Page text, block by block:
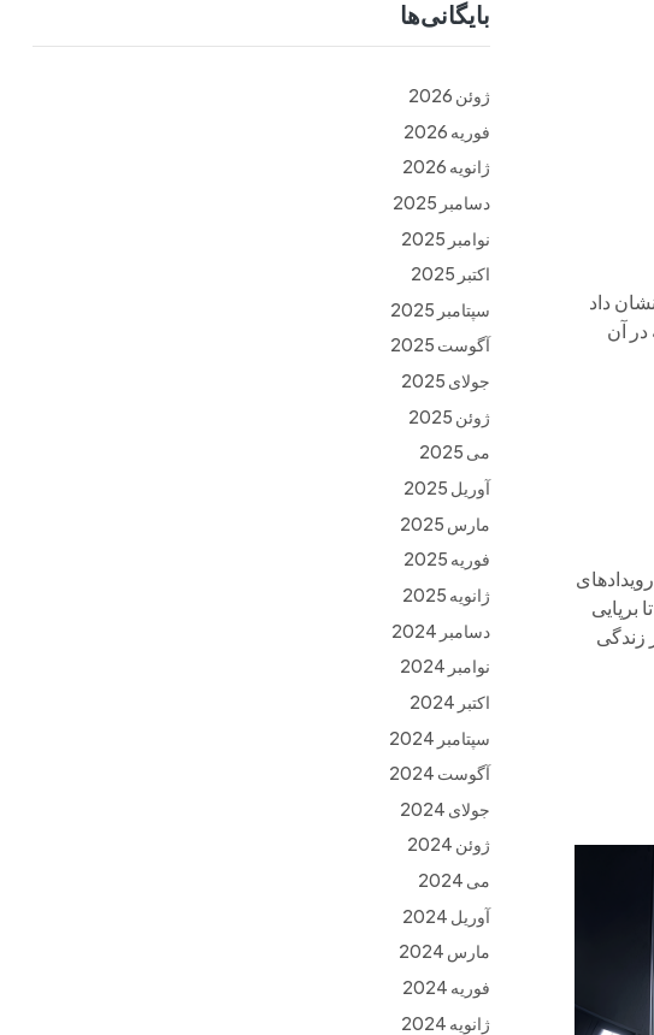
داد
آن
برپایی
زندگی
بایگانی‌ها
ژوئن 2026
فوریه 2026
ژانویه 2026
دسامبر 2025
نوامبر 2025
اکتبر 2025
سپتامبر 2025
آگوست 2025
جولای 2025
ژوئن 2025
می 2025
آوریل 2025
مارس 2025
فوریه 2025
ژانویه 2025
دسامبر 2024
نوامبر 2024
اکتبر 2024
سپتامبر 2024
آگوست 2024
جولای 2024
ژوئن 2024
می 2024
آوریل 2024
مارس 2024
فوریه 2024
ژانویه 2024